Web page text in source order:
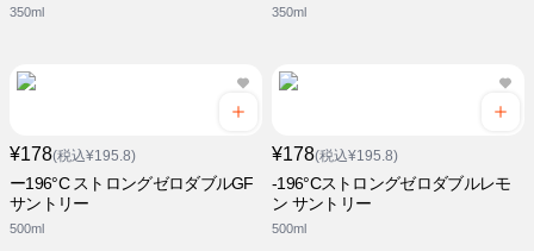
350ml 350ml
¥178(税込¥195.8)
ー196°C ストロングゼロダブルGF
サントリー
500ml
¥178(税込¥195.8)
-196°Cストロングゼロダブルレモ
ン サントリー
500ml